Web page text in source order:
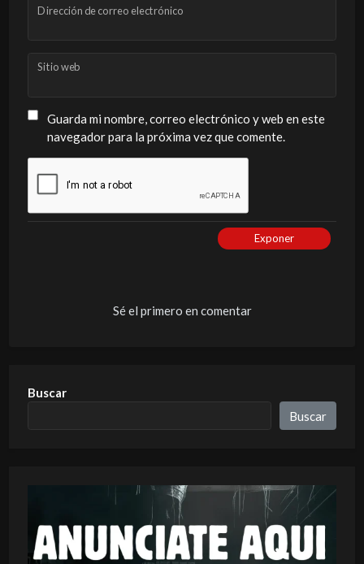
Dirección de correo electrónico
Sitio web
Guarda mi nombre, correo electrónico y web en este
navegador para la próxima vez que comente.
Exponer
Sé el primero en comentar
Buscar
Buscar